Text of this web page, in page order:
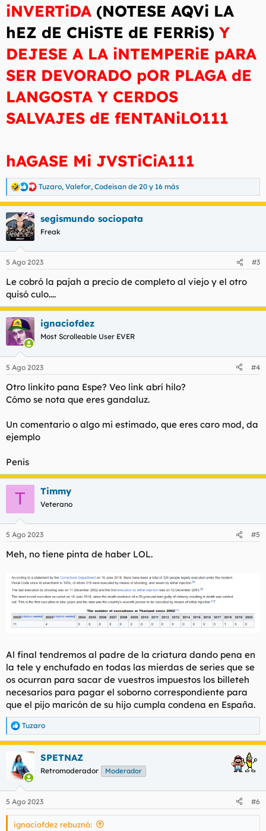
iNVERTiDA (NOTESE AQVi LA
hEZ dE CHiSTE dE FERRiS) Y
DEJESE A LA iNTEMPERiE pARA
SER DEVORADO pOR PLAGA dE
LANGOSTA Y CERDOS
SALVAJES dE fENTANiLO111
hAGASE Mi JVSTiCiA111
R
e
a
c
c
i
e
:
Tuzaro, Valefor, Codeisan de 20 y 16 más
segismundo sociopata
Freak
5 Ago 2023 #3
Le cobró la pajah a precio de completo al viejo y el otro
quisó culo....
ignaciofdez
Most Scrolleable User EVER
5 Ago 2023 #4
Otro linkito pana Espe? Veo link abrí hilo?
Cómo se nota que eres gandaluz.
Un comentario o algo mi estimado, que eres caro mod, da
ejemplo
Penis
T Timmy
Veterano
5 Ago 2023 #5
Meh, no tiene pinta de haber LOL.
Al final tendremos al padre de la criatura dando pena en
la tele y enchufado en todas las mierdas de series que se
os ocurran para sacar de vuestros impuestos los billeteh
necesarios para pagar el soborno correspondiente para
que el pijo maricón de su hijo cumpla condena en España.
R
e
a
c
i
e
s
Tuzaro
SPETNAZ
Retromoderador Moderador
5 Ago 2023 #6
ignaciofdez rebuznó: